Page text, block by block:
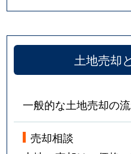
土地売却
一般的な土地売却の
売却相談